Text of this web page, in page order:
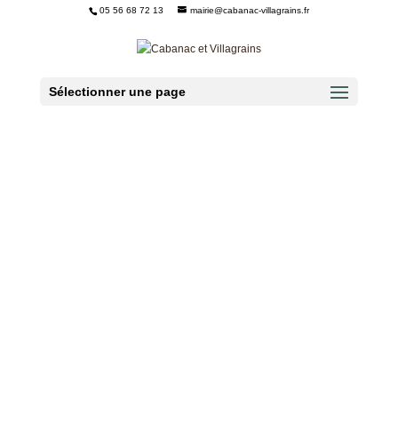
05 56 68 72 13 mairie@cabanac-villagrains.fr
Sélectionner une page